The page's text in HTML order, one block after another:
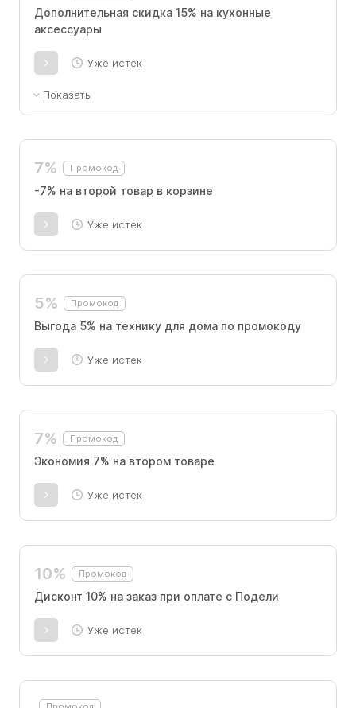
Дополнительная скидка 15% на кухонные
аксессуары
Уже истек
Показать
7% Промокод
-7% на второй товар в корзине
Уже истек
5% Промокод
Выгода 5% на технику для дома по промокоду
Уже истек
7% Промокод
Экономия 7% на втором товаре
Уже истек
10% Промокод
Дисконт 10% на заказ при оплате с Подели
Уже истек